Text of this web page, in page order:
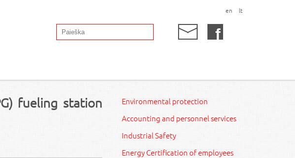
en lt
fueling station
Environmental protection
Accounting and personnel services
Industrial Safety
Energy Certification of employees